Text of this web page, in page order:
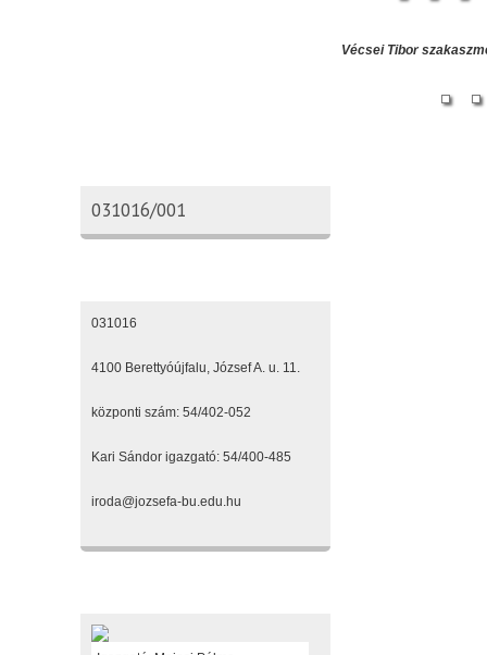
Vécsei Tibor
031016/001
031016
4100 Berettyóújfalu, József A. u. 11.
központi szám: 54/402-052
Kari Sándor igazgató: 54/400-485
iroda@jozsefa-bu.edu.hu